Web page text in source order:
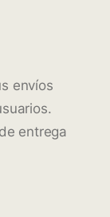
envíos
entrega